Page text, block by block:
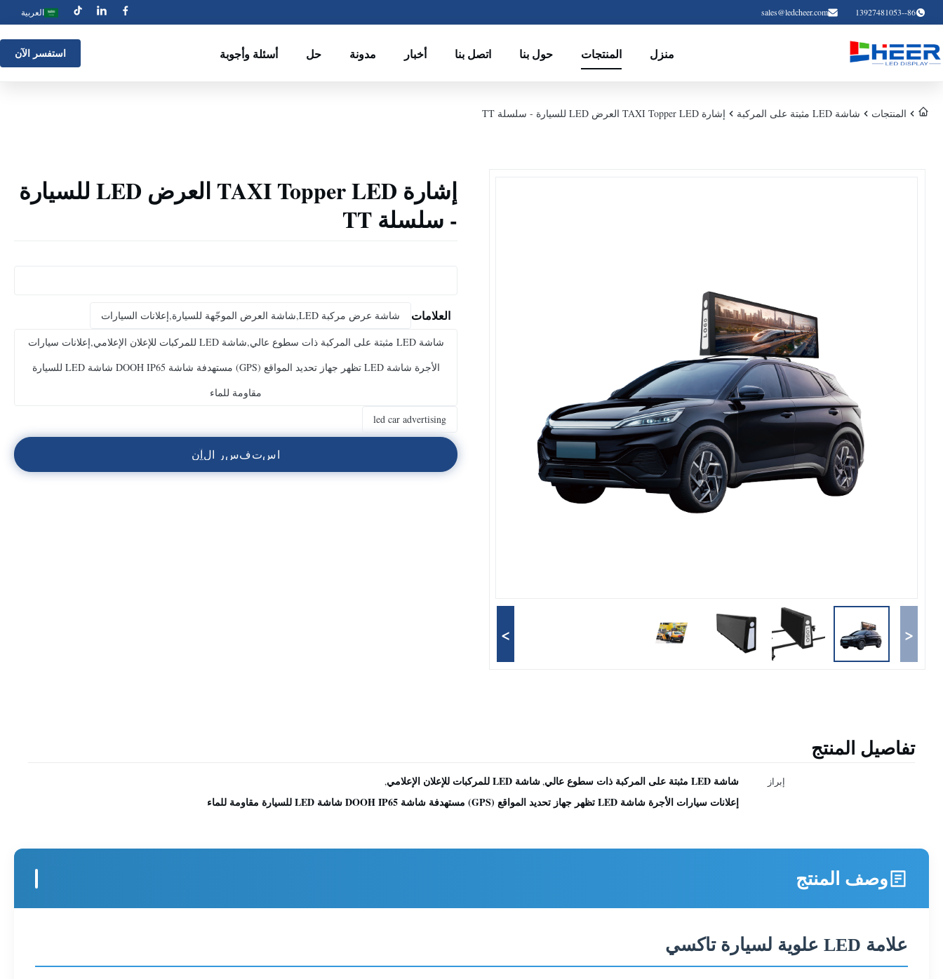
86--13927481053
sales@ledcheer.com العربية
منزل المنتجات حول بنا اتصل بنا أخبار مدونة حل أسئلة وأجوبة استفسر الآن
المنتجات شاشة LED مثبتة على المركبة إشارة TAXI Topper LED العرض LED للسيارة - سلسلة TT
<
>
إشارة TAXI Topper LED العرض LED للسيارة
- سلسلة TT
العلامات
شاشة عرض مركبة LED,شاشة العرض الموجّهة للسيارة,إعلانات السيارات
شاشة LED مثبتة على المركبة ذات سطوع عالي,شاشة LED للمركبات للإعلان الإعلامي,إعلانات سيارات
الأجرة شاشة LED تظهر جهاز تحديد المواقع (GPS) مستهدفة شاشة DOOH IP65 شاشة LED للسيارة
مقاومة للماء
led car advertising
استفسر الآن
تفاصيل المنتج
إبراز شاشة LED مثبتة على المركبة ذات سطوع عالي ,شاشة LED للمركبات للإعلان الإعلامي ,
إعلانات سيارات الأجرة شاشة LED تظهر جهاز تحديد المواقع (GPS) مستهدفة شاشة DOOH IP65 شاشة LED للسيارة مقاومة للماء
وصف المنتج
علامة LED علوية لسيارة تاكسي